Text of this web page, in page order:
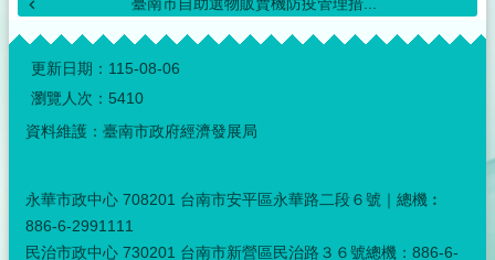
:::
更新日期： 115-08-06
瀏覽人次： 5410
資料維護：臺南市政府經濟發展局
永華市政中心 708201 台南市安平區永華路二段６號｜總機︰
886-6-2991111
民治市政中心 730201 台南市新營區民治路３６號總機：886-6-